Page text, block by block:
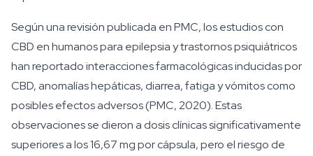
Según una revisión publicada en PMC, los estudios con
CBD en humanos para epilepsia y trastornos psiquiátricos
han reportado interacciones farmacológicas inducidas por
CBD, anomalías hepáticas, diarrea, fatiga y vómitos como
posibles efectos adversos (PMC, 2020). Estas
observaciones se dieron a dosis clínicas significativamente
superiores a los 16,67 mg por cápsula, pero el riesgo de